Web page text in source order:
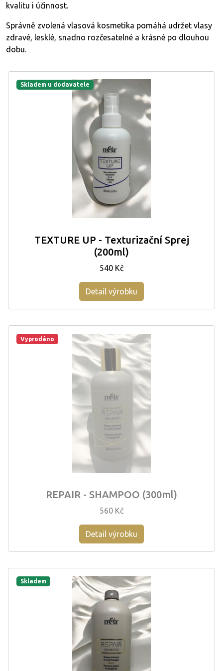
kvalitu i účinnost.
Správně zvolená vlasová kosmetika pomáhá udržet vlasy
zdravé, lesklé, snadno rozčesatelné a krásné po dlouhou
dobu.
Skladem u dodavatele
TEXTURE UP - Texturizační Sprej
(200ml)
540 Kč
Detail výrobku
Vyprodáno
REPAIR - SHAMPOO (300ml)
560 Kč
Detail výrobku
Skladem